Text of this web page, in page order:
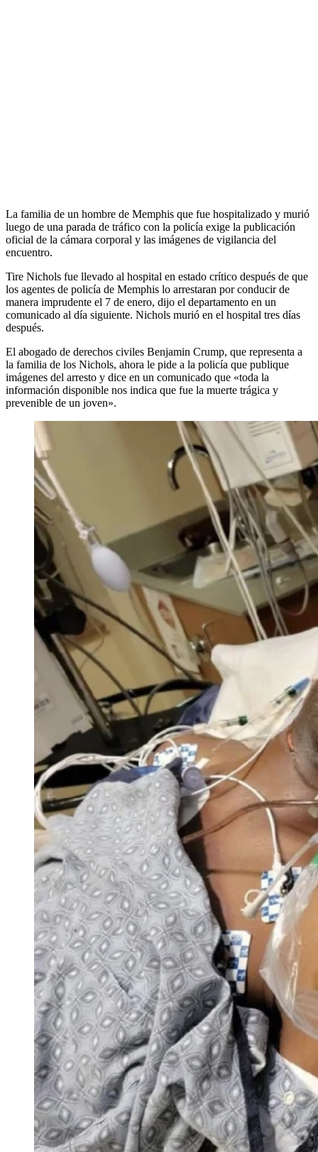
La familia de un hombre de Memphis que fue hospitalizado y murió
luego de una parada de tráfico con la policía exige la publicación
oficial de la cámara corporal y las imágenes de vigilancia del
encuentro.
Tire Nichols fue llevado al hospital en estado crítico después de que
los agentes de policía de Memphis lo arrestaran por conducir de
manera imprudente el 7 de enero, dijo el departamento en un
comunicado al día siguiente. Nichols murió en el hospital tres días
después.
El abogado de derechos civiles Benjamin Crump, que representa a
la familia de los Nichols, ahora le pide a la policía que publique
imágenes del arresto y dice en un comunicado que «toda la
información disponible nos indica que fue la muerte trágica y
prevenible de un joven».